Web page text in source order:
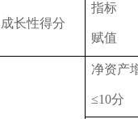
成长性得分
指标
赋值
净资产
≤10分